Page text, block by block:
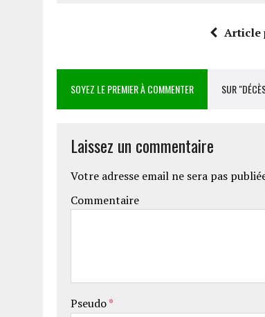
Article
SOYEZ LE PREMIER À COMMENTER SUR
Laissez un commentaire
Votre adresse email ne sera pas
Commentaire
Pseudo*